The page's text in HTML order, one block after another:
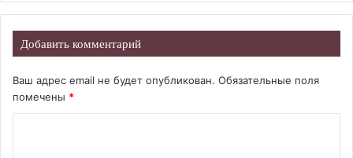
Добавить комментарий
Ваш адрес email не будет опубликован. Обязательные поля
помечены *